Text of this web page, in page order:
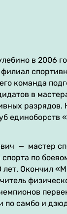
в 2006
команда
в
единоборств
— мастер
по
лет. Окончил
по самбо и